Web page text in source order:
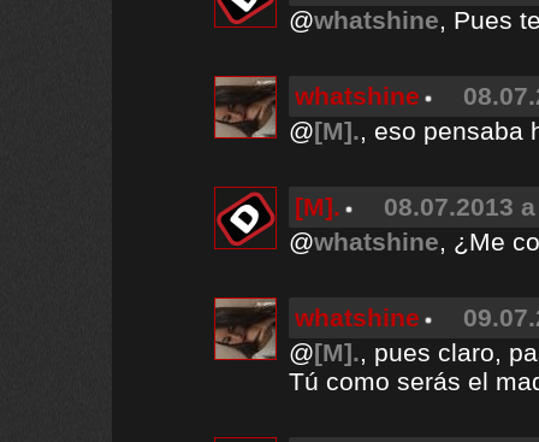
@whatshine, Pues
whatshine
@[M]., eso pensaba
[M].
08.07.2013
@whatshine, ¿Me
whatshine
@[M]., pues claro,
Tú como serás el